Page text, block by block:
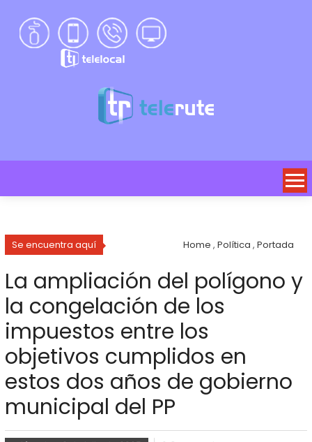
Se encuentra aquí Home ,Política ,Portada
La ampliación del polígono y
la congelación de los
impuestos entre los
objetivos cumplidos en
estos dos años de gobierno
municipal del PP